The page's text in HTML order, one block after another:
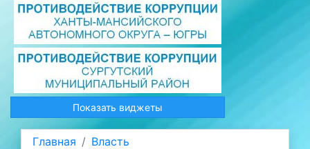
Показать виджеты
Главная
Власть